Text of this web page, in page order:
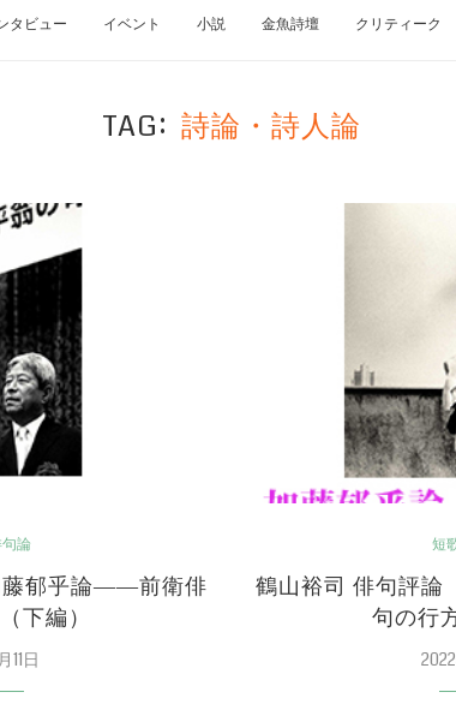
タビュー イベント 小説 金魚詩壇 クリティーク
TAG 詩論・詩人論
論
藤郁乎論――前衛俳
下編）
11日
短
鶴山裕司 俳句評
句の行